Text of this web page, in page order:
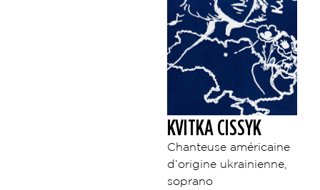
KVITKA CISSYK
Chanteuse américaine
d’origine ukrainienne,
soprano